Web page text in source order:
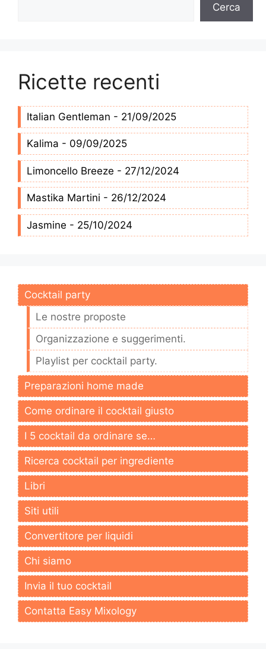
Cerca
Ricette recenti
Italian Gentleman - 21/09/2025
Kalima - 09/09/2025
Limoncello Breeze - 27/12/2024
Mastika Martini - 26/12/2024
Jasmine - 25/10/2024
Cocktail party
Le nostre proposte
Organizzazione e suggerimenti.
Playlist per cocktail party.
Preparazioni home made
Come ordinare il cocktail giusto
I 5 cocktail da ordinare se…
Ricerca cocktail per ingrediente
Libri
Siti utili
Convertitore per liquidi
Chi siamo
Invia il tuo cocktail
Contatta Easy Mixology